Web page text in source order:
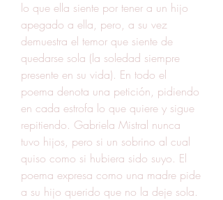
lo que ella siente por tener a un hijo
apegado a ella, pero, a su vez
demuestra el temor que siente de
quedarse sola (la soledad siempre
presente en su vida). En todo el
poema denota una petición, pidiendo
en cada estrofa lo que quiere y sigue
repitiendo. Gabriela Mistral nunca
tuvo hijos, pero si un sobrino al cual
quiso como si hubiera sido suyo. El
poema expresa como una madre pide
a su hijo querido que no la deje sola.